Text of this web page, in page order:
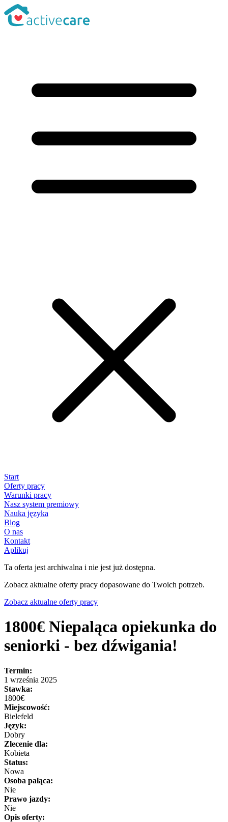
Start
Oferty pracy
Warunki pracy
Nasz system premiowy
Nauka języka
Blog
O nas
Kontakt
Aplikuj
Ta oferta jest archiwalna i nie jest już dostępna.
Zobacz aktualne oferty pracy dopasowane do Twoich potrzeb.
Zobacz aktualne oferty pracy
1800€ Niepaląca opiekunka do
seniorki - bez dźwigania!
Termin:
1 września 2025
Stawka:
1800€
Miejscowość:
Bielefeld
Język:
Dobry
Zlecenie dla:
Kobieta
Status:
Nowa
Osoba paląca:
Nie
Prawo jazdy:
Nie
Opis oferty: